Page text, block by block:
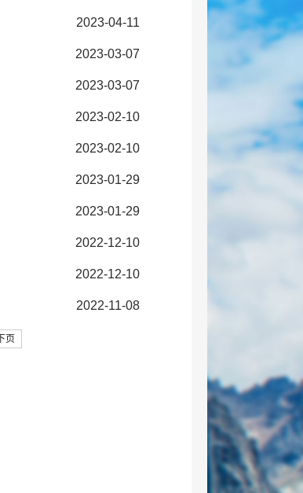
2023-04-11
2023-03-07
2023-03-07
2023-02-10
2023-02-10
2023-01-29
2023-01-29
2022-12-10
2022-12-10
2022-11-08
下页